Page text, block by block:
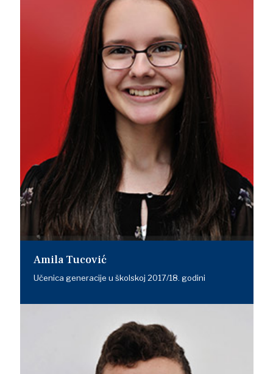
Amila Tucović
Učenica generacije u školskoj 2017/18. godini